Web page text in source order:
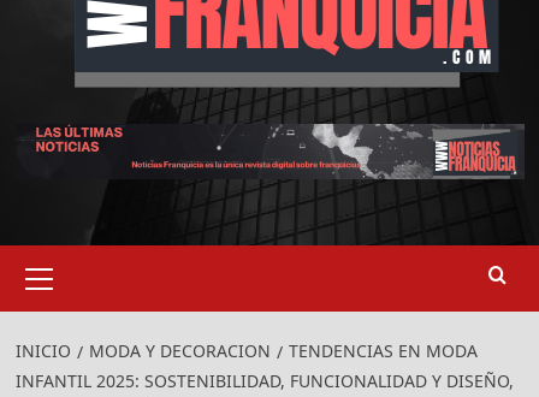
primario
INICIO MODA Y DECORACION
TENDENCIAS EN MODA
INFANTIL 2025: SOSTENIBILIDAD, FUNCIONALIDAD Y DISEÑO,